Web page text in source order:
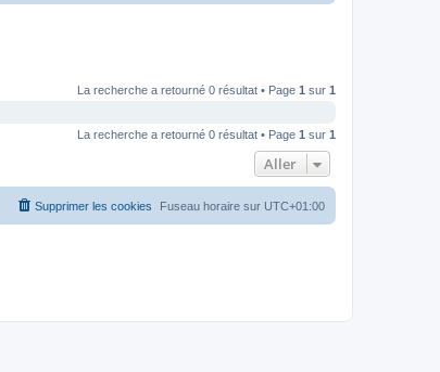
La recherche a retourné 0 résultat • Page 1 sur 1
La recherche a retourné 0 résultat • Page 1 sur 1
Aller
Fuseau horaire sur UTC+01:00
Supprimer les cookies